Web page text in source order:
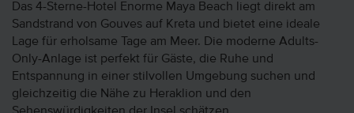
Das 4-Sterne-Hotel Enorme Maya Beach liegt direkt am
Sandstrand von Gouves auf Kreta und bietet eine ideale
Lage für erholsame Tage am Meer. Die moderne Adults-
Only-Anlage ist perfekt für Gäste, die Ruhe und
Entspannung in einer stilvollen Umgebung suchen und
gleichzeitig die Nähe zu Heraklion und den